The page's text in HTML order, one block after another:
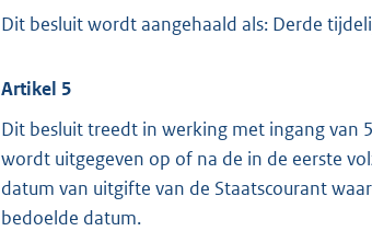
Dit besluit wordt aangehaald als: Derde
Artikel 5
Dit besluit treedt in werking met ingang van
wordt uitgegeven op of na de in de eerste
datum van uitgifte van de Staatscourant
bedoelde datum.